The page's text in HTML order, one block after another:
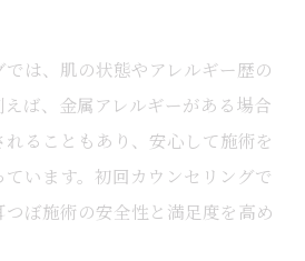
は、肌の状態やアレルギー歴の
ば、金属アレルギーがある場合
ることもあり、安心して施術を
います。初回カウンセリングで
ぼ施術の安全性と満足度を高め